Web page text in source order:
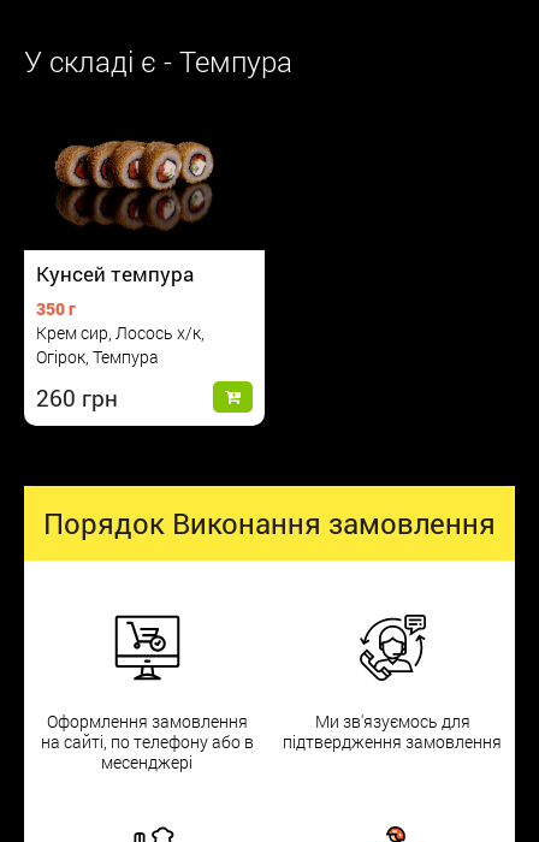
У складі є - Темпура
Кунсей темпура
350 г
Крем сир, Лосось х/к,
Огірок, Темпура
260
Порядок Виконання замовлення
Оформлення замовлення
на сайті, по телефону або в
месенджері
Ми зв'язуємось для
підтвердження замовлення